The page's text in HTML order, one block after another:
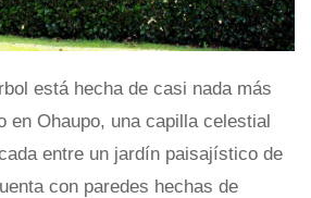
está hecha de casi nada más
en Ohaupo, una capilla celestial
entre un jardín paisajístico de
con paredes hechas de